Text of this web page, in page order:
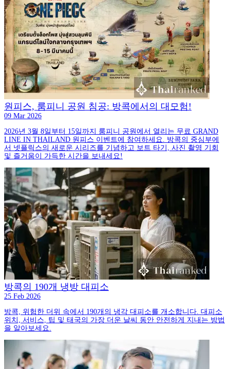
원피스, 룸피니 공원 침공: 방콕에서의 대모험!
09 Mar 2026
2026년 3월 8일부터 15일까지 룸피니 공원에서 열리는 무료 GRAND
LINE IN THAILAND 원피스 이벤트에 참여하세요. 방콕의 중심부에
서 넷플릭스의 새로운 시리즈를 기념하고 보트 타기, 사진 촬영 기회
및 즐거움이 가득한 시간을 보내세요!
방콕의 190개 냉방 대피소
25 Feb 2026
방콕, 위험한 더위 속에서 190개의 냉각 대피소를 개소합니다. 대피소
위치, 서비스, 팁 및 태국의 가장 더운 날씨 동안 안전하게 지내는 방법
을 알아보세요.